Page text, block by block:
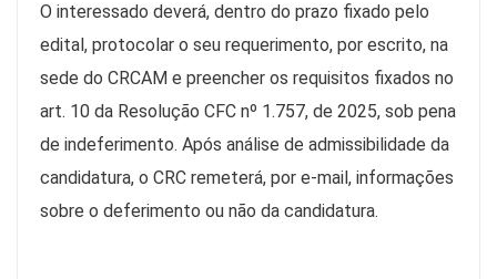
O interessado deverá, dentro do prazo fixado pelo
edital, protocolar o seu requerimento, por escrito, na
sede do CRCAM e preencher os requisitos fixados no
art. 10 da Resolução CFC nº 1.757, de 2025, sob pena
de indeferimento. Após análise de admissibilidade da
candidatura, o CRC remeterá, por e-mail, informações
sobre o deferimento ou não da candidatura.